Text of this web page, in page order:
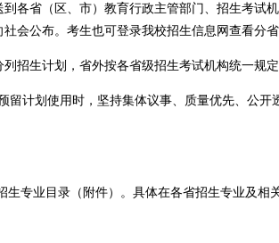
省（区、市）教育行政主管部门、招生考试
会公布。考生也可登录我校招生信息网查看分
生计划，省外按各省级招生考试机构统一规定
计划使用时，坚持集体议事、质量优先、公开
业目录（附件）。具体在各省招生专业及相